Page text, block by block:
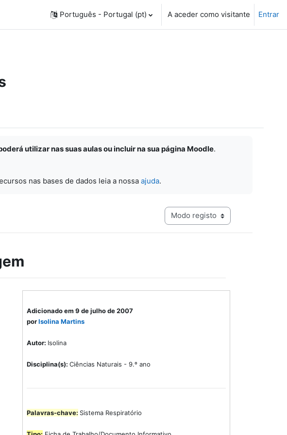
Português - Portugal ‎(pt)‎ A aceder como visitante Entrar
utilizar nas suas aulas ou incluir na sua página Moodle.
nas bases de dados leia a nossa ajuda.
Navegação terciária do modo de visualização
Adicionado em 9 de julho de 2007
porIsolina Martins
Autor: Isolina
Disciplina(s): Ciências Naturais - 9.º ano
Palavras-chave: Sistema Respiratório